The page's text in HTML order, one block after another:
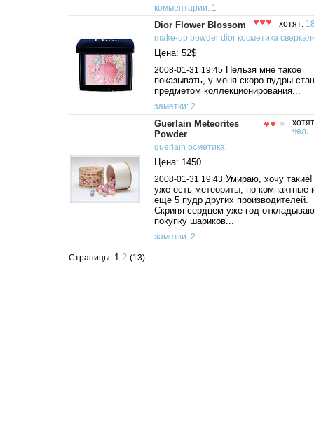
комментарии: 1
Dior Flower Blossom хотят:
make-up powder dior косметика
Цена: 52$
2008-01-31 19:45 Нельзя мне такое
показывать, у меня скоро пудры
предметом коллекционирования...
заметки: 2
Guerlain Meteorites
Powder
чел.
guerlain осметика
Цена: 1450
2008-01-31 19:43 Умираю, хочу
уже есть метеориты, но компактные
еще 5 пудр других производителей.
Скрипя сердцем уже год откладываю
покупку шариков...
заметки: 2
Страницы: 1 2 (13)